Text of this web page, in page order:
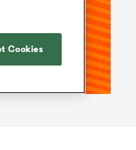
Cookies